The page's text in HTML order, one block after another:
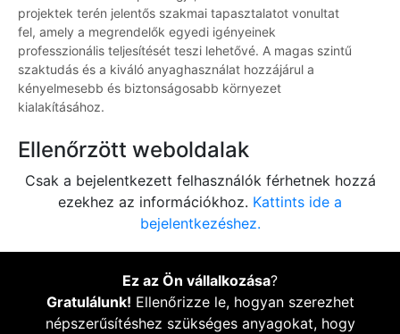
projektek terén jelentős szakmai tapasztalatot vonultat
fel, amely a megrendelők egyedi igényeinek
professzionális teljesítését teszi lehetővé. A magas szintű
szaktudás és a kiváló anyaghasználat hozzájárul a
kényelmesebb és biztonságosabb környezet
kialakításához.
Ellenőrzött weboldalak
Csak a bejelentkezett felhasználók férhetnek hozzá
ezekhez az információkhoz. Kattints ide a
bejelentkezéshez.
Ez az Ön vállalkozása?
Gratulálunk! Ellenőrizze le, hogyan szerezhet
népszerűsítéshez szükséges anyagokat, hogy